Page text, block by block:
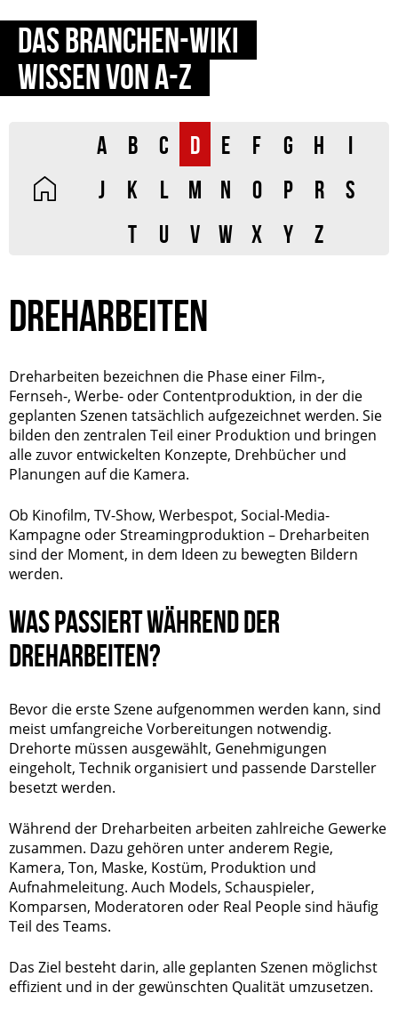
DAS BRANCHEN-WIKI
WISSEN VON A-Z
A B C D E F G H
I
J
K L M N O P R
S
T
U V W X Y Z
DREHARBEITEN
Dreharbeiten bezeichnen die Phase einer Film-,
Fernseh-, Werbe- oder Contentproduktion, in der die
geplanten Szenen tatsächlich aufgezeichnet werden. Sie
bilden den zentralen Teil einer Produktion und bringen
alle zuvor entwickelten Konzepte, Drehbücher und
Planungen auf die Kamera.
Ob Kinofilm, TV-Show, Werbespot, Social-Media-
Kampagne oder Streamingproduktion – Dreharbeiten
sind der Moment, in dem Ideen zu bewegten Bildern
werden.
WAS PASSIERT WÄHREND DER
DREHARBEITEN?
Bevor die erste Szene aufgenommen werden kann, sind
meist umfangreiche Vorbereitungen notwendig.
Drehorte müssen ausgewählt, Genehmigungen
eingeholt, Technik organisiert und passende Darsteller
besetzt werden.
Während der Dreharbeiten arbeiten zahlreiche Gewerke
zusammen. Dazu gehören unter anderem Regie,
Kamera, Ton, Maske, Kostüm, Produktion und
Aufnahmeleitung. Auch Models, Schauspieler,
Komparsen, Moderatoren oder Real People sind häufig
Teil des Teams.
Das Ziel besteht darin, alle geplanten Szenen möglichst
effizient und in der gewünschten Qualität umzusetzen.